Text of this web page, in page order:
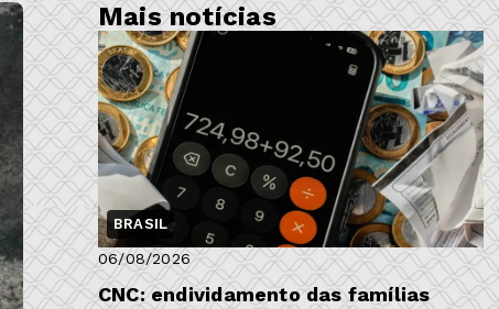
Mais notícias
BRASIL
06/08/2026
CNC: endividamento das famílias